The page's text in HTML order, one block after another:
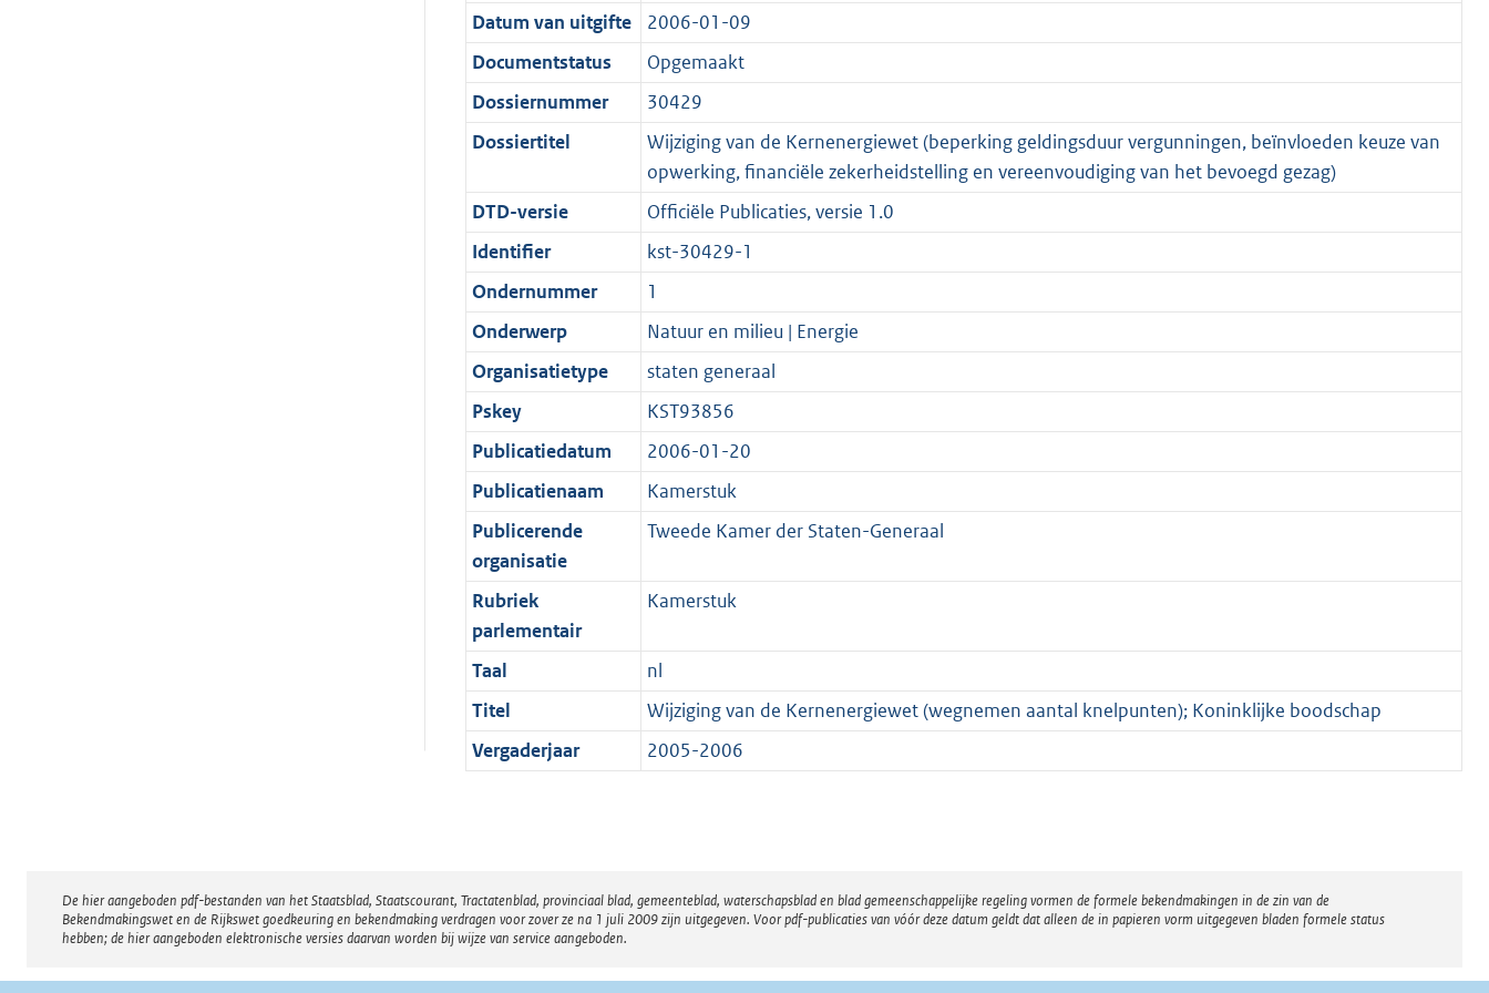
i
e
i
n
f
r
m
a
a
t
1
5
K
b
t
i
e
i
n
o
r
m
a
a
t
:
2
K
b
a
t
i
e
i
f
o
r
m
a
a
t
e
:
1
K
b
s
g
r
o
t
t
e
:
K
b
d
s
g
o
o
t
t
e
2
K
b
Datum van uitgifte
2006-01-09
Documentstatus
Opgemaakt
Dossiernummer
30429
Dossiertitel
Wijziging van de Kernenergiewet (beperking geldingsduur vergunningen, beïnvloeden keuze van
opwerking, financiële zekerheidstelling en vereenvoudiging van het bevoegd gezag)
DTD-versie
Officiële Publicaties, versie 1.0
Identifier
kst-30429-1
Ondernummer
1
Onderwerp
Natuur en milieu | Energie
Organisatietype
staten generaal
Pskey
KST93856
Publicatiedatum
2006-01-20
Publicatienaam
Kamerstuk
Publicerende
organisatie
Tweede Kamer der Staten-Generaal
Rubriek
parlementair
Kamerstuk
Taal
nl
Titel
Wijziging van de Kernenergiewet (wegnemen aantal knelpunten); Koninklijke boodschap
Vergaderjaar
2005-2006
Disclaimer
De hier aangeboden pdf-bestanden van het Staatsblad, Staatscourant, Tractatenblad, provinciaal blad, gemeenteblad, waterschapsblad en blad gemeenschappelijke regeling vormen de formele bekendmakingen in de zin van de
Bekendmakingswet en de Rijkswet goedkeuring en bekendmaking verdragen voor zover ze na 1 juli 2009 zijn uitgegeven. Voor pdf-publicaties van vóór deze datum geldt dat alleen de in papieren vorm uitgegeven bladen formele status
hebben; de hier aangeboden elektronische versies daarvan worden bij wijze van service aangeboden.